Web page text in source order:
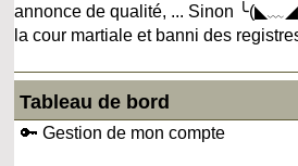
annonce de qualité, ... Sinon
la cour martiale et banni des
Tableau de bord
🔑 Gestion de mon compte